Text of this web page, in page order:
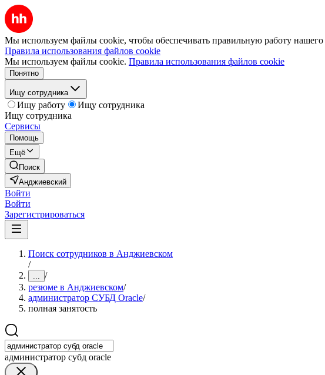
Мы используем файлы cookie, чтобы обеспечивать правильную работу нашего
Правила использования файлов cookie
Мы используем файлы cookie. Правила использования файлов cookie
Понятно
Ищу сотрудника
Ищу работу
Ищу сотрудника
Ищу сотрудника
Сервисы
Помощь
Ещё
Поиск
Анджиевский
Войти
Войти
Зарегистрироваться
Поиск сотрудников в Анджиевском
/
... /
резюме в Анджиевском/
администратор СУБД Oracle/
полная занятость
администратор субд oracle